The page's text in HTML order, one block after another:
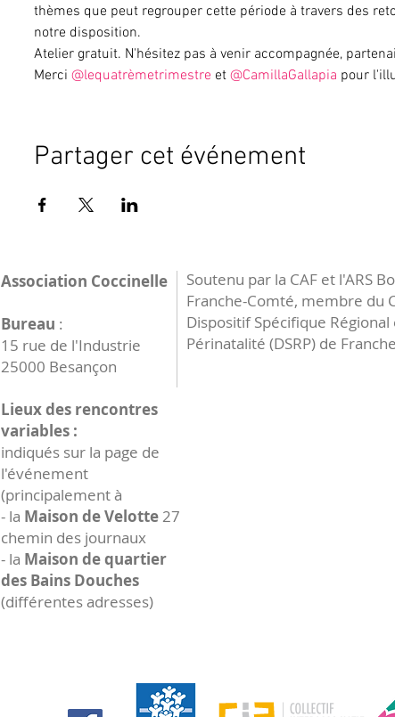
thèmes que peut regrouper cette période à travers des
notre disposition.
Atelier gratuit. N'hésitez pas à venir accompagnée,
Merci @lequatrèmetrimestre et @CamillaGallapia pour
Partager cet événement
Association Coccinelle
Bureau :
15 rue de l'Industrie
25000 Besançon
Lieux des rencontres
variables :
indiqués sur la page de
l'événement
(principalement à
- la Maison de Velotte27
chemin des journaux
- la Maison de quartier
des Bains Douches
(différentes adresses)
Soutenu par la CAF et l'ARS
Franche-Comté, membre du
Dispositif Spécifique Régional
Périnatalité (DSRP) de